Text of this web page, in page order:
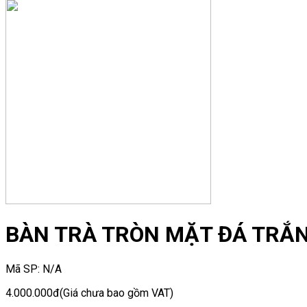
BÀN TRÀ TRÒN MẶT ĐÁ
Mã SP: N/A
4.000.000đ(Giá chưa bao gồm VAT)